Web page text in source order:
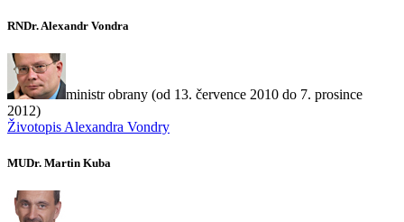
RNDr. Alexandr Vondra
ministr obrany (od 13. července 2010 do 7. prosince
2012)
Životopis Alexandra Vondry
MUDr. Martin Kuba